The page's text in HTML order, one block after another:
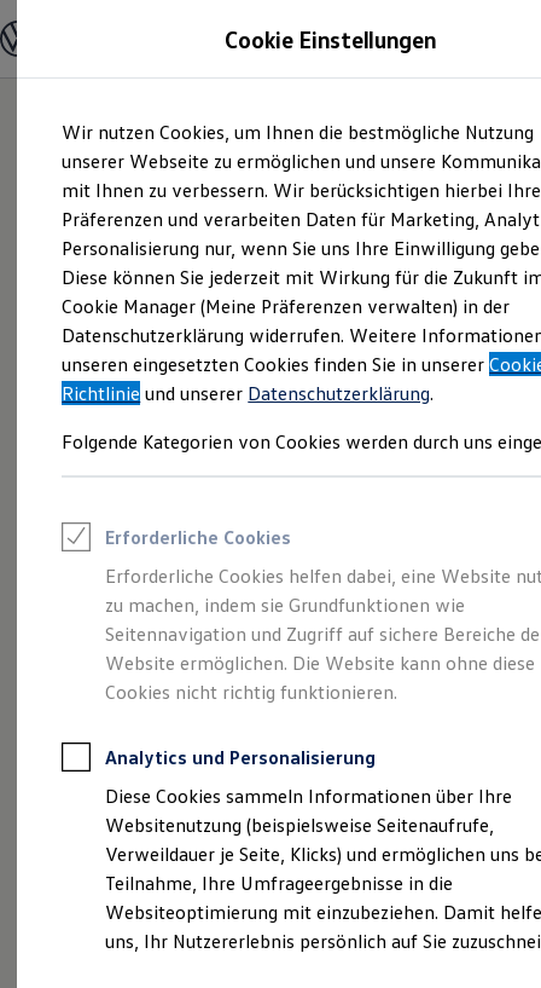
Hauptinhalt
springen
Footer
springen
Modelle und Konfigurator
Modelle vergleichen
Elektroautos
ENERGY Sondermodelle
Nutzfahrzeuge
SUV und CUV
Familienautos
Kombis
Kompaktwagen
Sportwagen
Schnell verfügbare Fahrzeuge
Angebote und Produkte
Aktuelle Angebote
E-Auto-Förderung
Volkswagen Marktplatz
Junge Gebrauchtwagen und Gebrauchtwagen
Saisonangebote
Leasing
Leasing-Angebote
Gebrauchtwagen Leasing
Junge Gebrauchtwagen-Leasing
Elektroauto Leasing
Kleinwagen-Leasing
Leasing ohne Anzahlung
Autokredit mit Schlussrate
Versicherungen und Garantien
Kfz-Versicherung
Restschuldversicherungen
Garantien
Wartungsverträge
Geschäftskunden
Professional Class bei Volkswagen
Großkunden
Behörden
Sportlich. Flexibel.
Komfortabel.
Entdecken Sie den
T‑Roc!
Cookie Einstellungen
Wir nutzen Cookies, um Ihnen die bestmögliche Nutzung
unserer Webseite zu ermöglichen und unsere
mit Ihnen zu verbessern. Wir berücksichtigen hierbei Ihre
Präferenzen und verarbeiten Daten für Marketing,
Personalisierung nur, wenn Sie uns Ihre Einwilligung
Diese können Sie jederzeit mit Wirkung für die Zukunft
Cookie Manager (Meine Präferenzen verwalten) in der
Datenschutzerklärung widerrufen. Weitere
unseren eingesetzten Cookies finden Sie in unserer
Richtlinie und unserer Datenschutzerklärung.
Folgende Kategorien von Cookies werden durch uns
Erforderliche Cookies
Erforderliche Cookies helfen dabei, eine Website
zu machen, indem sie Grundfunktionen wie
Seitennavigation und Zugriff auf sichere Bereiche
Website ermöglichen. Die Website kann ohne diese
Cookies nicht richtig funktionieren.
Analytics und Personalisierung
Diese Cookies sammeln Informationen über Ihre
Websitenutzung (beispielsweise Seitenaufrufe,
Verweildauer je Seite, Klicks) und ermöglichen uns
Teilnahme, Ihre Umfrageergebnisse in die
Websiteoptimierung mit einzubeziehen. Damit
uns, Ihr Nutzererlebnis persönlich auf Sie